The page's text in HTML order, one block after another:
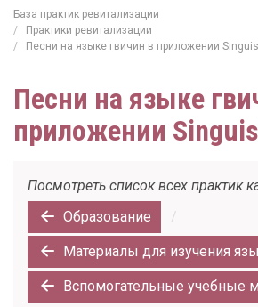
База практик ревитализации
Практики ревитализации
Песни на языке гвичин в приложении
Песни на языке
приложении
Посмотреть список всех практик
Образование
/
Материалы для изучения
Вспомогательные учебные